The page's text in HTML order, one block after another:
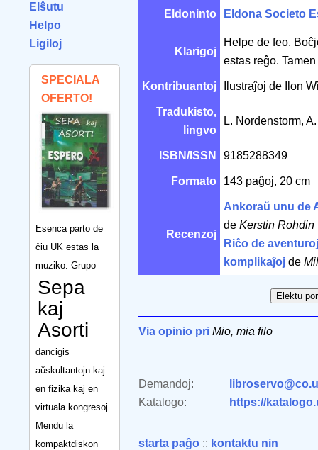
Elŝutu
Helpo
Ligiloj
SPECIALA
OFERTO!
Esenca parto de
ĉiu UK estas la
muziko. Grupo
Sepa
kaj
Asorti
dancigis
aŭskultantojn kaj
en fizika kaj en
virtuala kongresoj.
Mendu la
kompaktdiskon
Eldoninto Eldona Societo
Klarigoj
Helpe de feo,
estas reĝo.
Kontribuantoj Ilustraĵoj de Ilon
Tradukisto,
lingvo
L. Nordenstorm,
ISBN/ISSN 9185288349
Formato 143 paĝoj, 20 cm
Recenzoj
Ankoraŭ unu de
de Kerstin Rohdin
Riĉo de
komplikaĵoj de
Via opinio pri Mio, mia filo
Demandoj:
Katalogo:
https://
starta paĝo :: kontaktu nin